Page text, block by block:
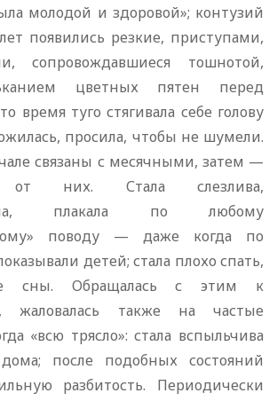
молодой и здоровой»; контузий
появились резкие, приступами,
сопровождавшиеся тошнотой,
цветных пятен перед
время туго стягивала себе голову
просила, чтобы не шумели.
связаны с месячными, затем —
от них. Стала слезлива,
плакала по любому
поводу — даже когда по
детей; стала плохо спать,
сны. Обращалась с этим к
жаловалась также на частые
«всю трясло»: стала вспыльчива
после подобных состояний
разбитость. Периодически